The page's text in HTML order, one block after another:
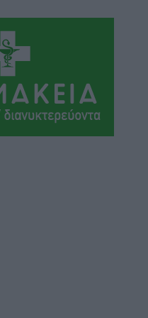
στη Ρόδο γιατί
ανήλικα παιδιά της
8 ώρες
Απέκτησε την